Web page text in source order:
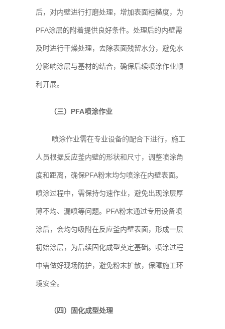
后，对内壁进行打磨处理，增加表面粗糙度，为
PFA涂层的附着提供良好条件。处理后的内壁需
及时进行干燥处理，去除表面残留水分，避免水
分影响涂层与基材的结合，确保后续喷涂作业顺
利开展。
（三）PFA喷涂作业
喷涂作业需在专业设备的配合下进行，施工
人员根据反应釜内壁的形状和尺寸，调整喷涂角
度和距离，确保PFA粉末均匀喷涂在内壁表面。
喷涂过程中，需保持匀速作业，避免出现涂层厚
薄不均、漏喷等问题。PFA粉末通过专用设备喷
涂后，会均匀吸附在反应釜内壁表面，形成一层
初始涂层，为后续固化成型奠定基础。喷涂过程
中需做好现场防护，避免粉末扩散，保障施工环
境安全。
（四）固化成型处理